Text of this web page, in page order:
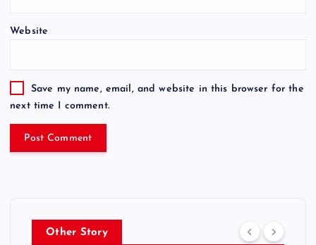
Website
Save my name, email, and website in this browser for the
next time I comment.
Other Story